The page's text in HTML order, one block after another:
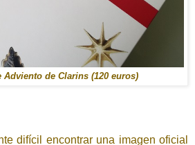
Adviento de Clarins (120 euros)
difícil encontrar una imagen oficial